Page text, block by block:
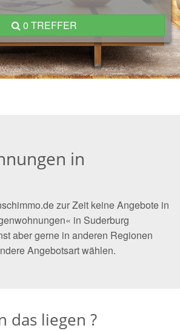
0 TREFFER
in
zur Zeit keine Angebote in
in Suderburg
aber gerne in anderen Regionen
Angebotsart wählen.
das liegen ?